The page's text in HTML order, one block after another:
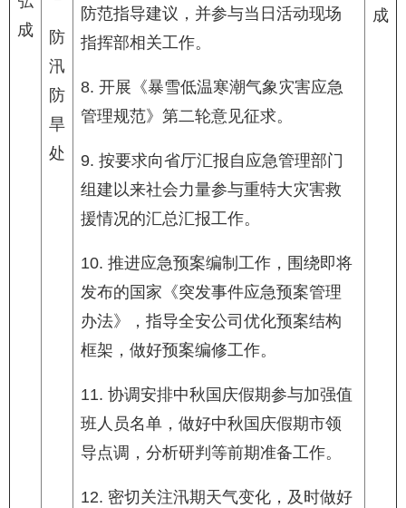
成
防
汛
防
旱
处
防范指导建议，并参与当日活动现场
指挥部相关工作。
8. 开展《暴雪低温寒潮气象灾害应急
管理规范》第二轮意见征求。
9. 按要求向省厅汇报自应急管理部门
组建以来社会力量参与重特大灾害救
援情况的汇总汇报工作。
10. 推进应急预案编制工作，围绕即将
发布的国家《突发事件应急预案管理
办法》，指导全安公司优化预案结构
框架，做好预案编修工作。
11. 协调安排中秋国庆假期参与加强值
班人员名单，做好中秋国庆假期市领
导点调，分析研判等前期准备工作。
12. 密切关注汛期天气变化，及时做好
成